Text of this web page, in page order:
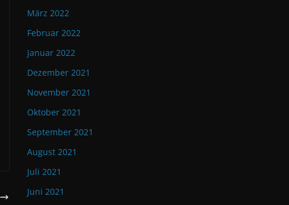
März 2022
Februar 2022
Januar 2022
Dezember 2021
November 2021
Oktober 2021
September 2021
August 2021
Juli 2021
Juni 2021